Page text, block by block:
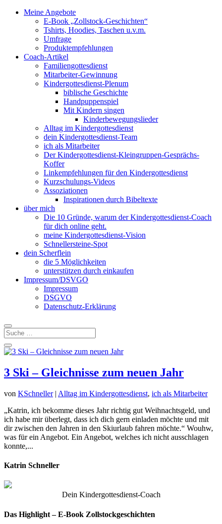
Meine Angebote
E-Book „Zollstock-Geschichten“
Tshirts, Hoodies, Taschen u.v.m.
Umfrage
Produktempfehlungen
Coach-Artikel
Familiengottesdienst
Mitarbeiter-Gewinnung
Kindergottesdienst-Plenum
biblische Geschichte
Handpuppenspiel
Mit Kindern singen
Kinderbewegungslieder
Alltag im Kindergottesdienst
dein Kindergottesdienst-Team
ich als Mitarbeiter
Der Kindergottesdienst-Kleingruppen-Gesprächs-
Koffer
Linkempfehlungen für den Kindergottesdienst
Kurzschulungs-Videos
Assoziationen
Inspirationen durch Bibeltexte
über mich
Die 10 Gründe, warum der Kindergottesdienst-Coach
für dich online geht.
meine Kindergottesdienst-Vision
Schnellersteine-Spot
dein Scherflein
die 5 Möglichkeiten
unterstützen durch einkaufen
Impressum/DSVGO
Impressum
DSGVO
Datenschutz-Erklärung
3 Ski – Gleichnisse zum neuen Jahr
von KSchneller| Alltag im Kindergottesdienst, ich als Mitarbeiter
„Katrin, ich bekomme dieses Jahr richtig gut Weihnachtsgeld, und
ich habe mir überlegt, dass ich dich gern einladen möchte und mit
dir zwischen den Jahren in den Skiurlaub fahren möchte.“ Wouhw,
was für ein Angebot. Ein Angebot, welches ich nicht ausschlagen
konnte,...
Katrin Schneller
Dein Kindergottesdienst-Coach
Das Highlight – E-Book Zollstockgeschichten